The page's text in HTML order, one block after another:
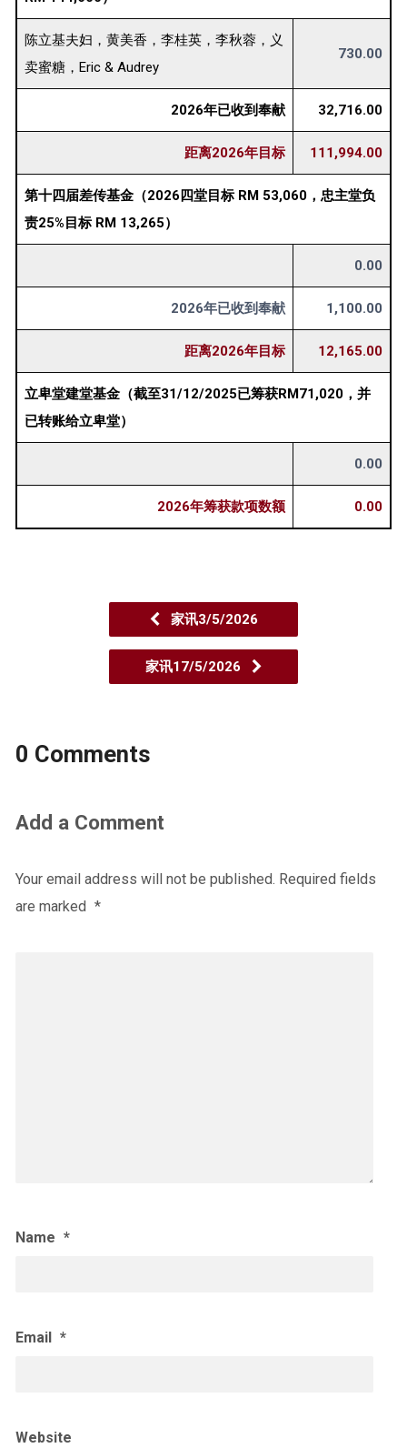
陈立基夫妇，黄美香，李桂英，李秋蓉，义
卖蜜糖，Eric & Audrey
730.00
2026年已收到奉献 32,716.00
距离2026年目标 111,994.00
第十四届差传基金（2026四堂目标 RM 53,060，忠主堂负
责25%目标 RM 13,265）
0.00
2026年已收到奉献 1,100.00
距离2026年目标 12,165.00
立卑堂建堂基金（截至31/12/2025已筹获RM71,020，并
已转账给立卑堂）
0.00
2026年筹获款项数额 0.00
家讯3/5/2026
家讯17/5/2026
0 Comments
Add a Comment
Your email address will not be published. Required fields
are marked *
Name *
Email *
Website